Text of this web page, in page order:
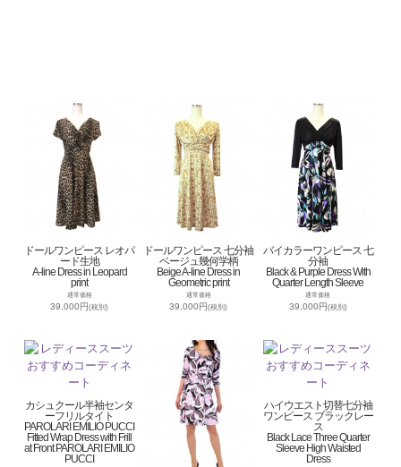
ドールワンピース レオパ
ード生地
A-line Dress in Leopard
print
通常価格
39,000円(税別)
ドールワンピース 七分袖
ベージュ幾何学柄
Beige A-line Dress in
Geometric print
通常価格
39,000円(税別)
バイカラーワンピース 七
分袖
Black & Purple Dress With
Quarter Length Sleeve
通常価格
39,000円(税別)
カシュクール半袖センタ
ーフリルタイト
PAROLARI EMILIO PUCCI
Fitted Wrap Dress with Frill
at Front PAROLARI EMILIO
PUCCI
ハイウエスト切替七分袖
ワンピース ブラックレー
ス
Black Lace Three Quarter
Sleeve High Waisted
Dress